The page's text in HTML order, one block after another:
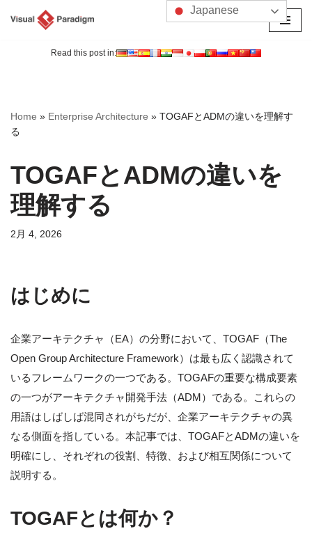
へ
ス
ッ
プ
Read this post in:
Home » Enterprise Architecture » TOGAFとADMの違いを理解す
る
TOGAFとADMの違いを
理解する
2月 4, 2026
はじめに
企業アーキテクチャ（EA）の分野において、TOGAF（The
Open Group Architecture Framework）は最も広く認識されて
いるフレームワークの一つである。TOGAFの重要な構成要素
の一つがアーキテクチャ開発手法（ADM）である。これらの
用語はしばしば混同されがちだが、企業アーキテクチャの異
なる側面を指している。本記事では、TOGAFとADMの違いを
明確にし、それぞれの役割、特徴、および相互関係について
説明する。
TOGAFとは何か？
Japanese